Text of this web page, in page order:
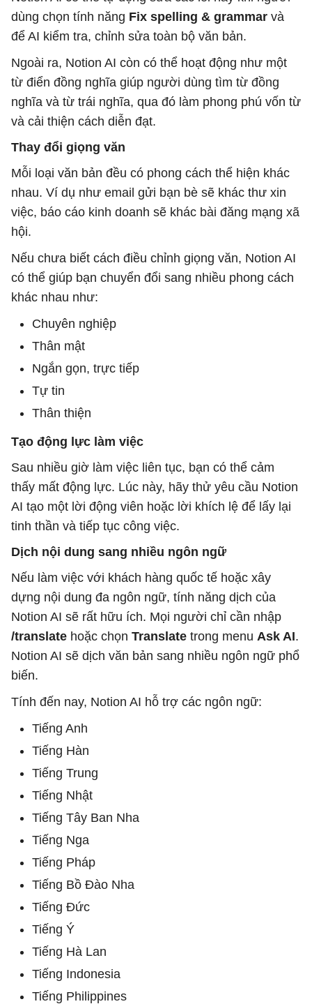
dùng chọn tính năng Fix spelling & grammar và
để AI kiểm tra, chỉnh sửa toàn bộ văn bản.
Ngoài ra, Notion AI còn có thể hoạt động như một
từ điển đồng nghĩa giúp người dùng tìm từ đồng
nghĩa và từ trái nghĩa, qua đó làm phong phú vốn từ
và cải thiện cách diễn đạt.
Thay đổi giọng văn
Mỗi loại văn bản đều có phong cách thể hiện khác
nhau. Ví dụ như email gửi bạn bè sẽ khác thư xin
việc, báo cáo kinh doanh sẽ khác bài đăng mạng xã
hội.
Nếu chưa biết cách điều chỉnh giọng văn, Notion AI
có thể giúp bạn chuyển đổi sang nhiều phong cách
khác nhau như:
Chuyên nghiệp
Thân mật
Ngắn gọn, trực tiếp
Tự tin
Thân thiện
Tạo động lực làm việc
Sau nhiều giờ làm việc liên tục, bạn có thể cảm
thấy mất động lực. Lúc này, hãy thử yêu cầu Notion
AI tạo một lời động viên hoặc lời khích lệ để lấy lại
tinh thần và tiếp tục công việc.
Dịch nội dung sang nhiều ngôn ngữ
Nếu làm việc với khách hàng quốc tế hoặc xây
dựng nội dung đa ngôn ngữ, tính năng dịch của
Notion AI sẽ rất hữu ích. Mọi người chỉ cần nhập
/translate hoặc chọn Translate trong menu Ask AI.
Notion AI sẽ dịch văn bản sang nhiều ngôn ngữ phổ
biến.
Tính đến nay, Notion AI hỗ trợ các ngôn ngữ:
Tiếng Anh
Tiếng Hàn
Tiếng Trung
Tiếng Nhật
Tiếng Tây Ban Nha
Tiếng Nga
Tiếng Pháp
Tiếng Bồ Đào Nha
Tiếng Đức
Tiếng Ý
Tiếng Hà Lan
Tiếng Indonesia
Tiếng Philippines